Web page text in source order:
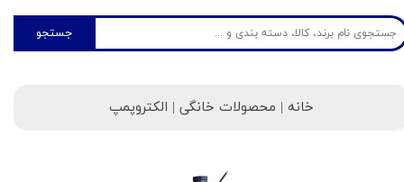
جستجو
خانه | محصولات خانگی | الکتروپمپ